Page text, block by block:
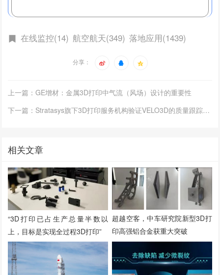
在线监控(14) 航空航天(349) 落地应用(1439)
分享：
上一篇：GE增材：金属3D打印中气流（风场）设计的重要性
下一篇：Stratasys旗下3D打印服务机构验证VELO3D的质量跟踪系统
相关文章
“3D打印已占生产总量半数以
上，目标是实现全过程3D打印”
超越空客，中车研究院新型3D打
印高强铝合金获重大突破